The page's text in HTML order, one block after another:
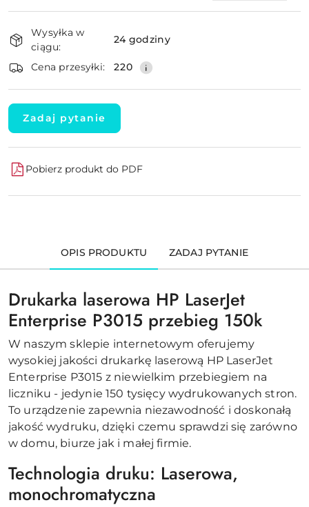
Dostępność
i
dostawa
Wysyłka w
ciągu:
24 godziny
Cena przesyłki: 220
Zadaj pytanie
Pobierz produkt do PDF
OPIS PRODUKTU ZADAJ PYTANIE
Drukarka laserowa HP LaserJet
Enterprise P3015 przebieg 150k
W naszym sklepie internetowym oferujemy
wysokiej jakości drukarkę laserową HP LaserJet
Enterprise P3015 z niewielkim przebiegiem na
liczniku - jedynie 150 tysięcy wydrukowanych stron.
To urządzenie zapewnia niezawodność i doskonałą
jakość wydruku, dzięki czemu sprawdzi się zarówno
w domu, biurze jak i małej firmie.
Technologia druku: Laserowa,
monochromatyczna